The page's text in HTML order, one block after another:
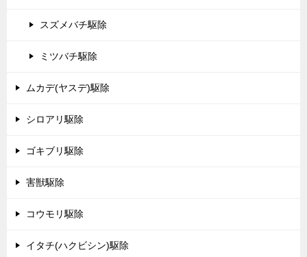
スズメバチ駆除
ミツバチ駆除
ムカデ(ヤスデ)駆除
シロアリ駆除
ゴキブリ駆除
害獣駆除
コウモリ駆除
イタチ(ハクビシン)駆除